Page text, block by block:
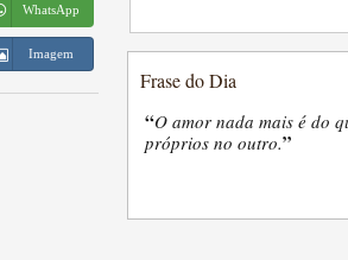
WhatsApp
Imagem
Frase do Dia
“O amor nada mais é do
próprios no outro.”